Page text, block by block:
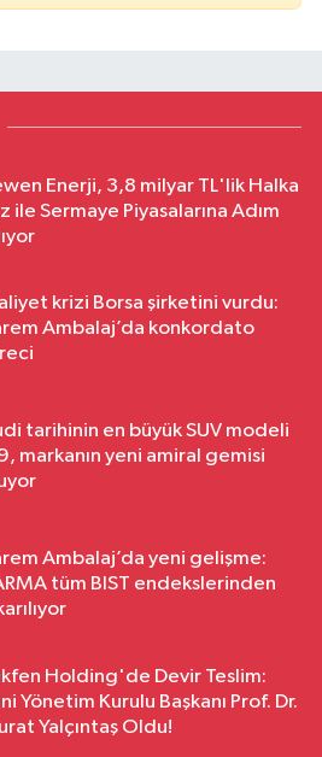
Enerji, 3,8 milyar TL'lik Halka
ile Sermaye Piyasalarına Adım
krizi Borsa şirketini vurdu:
Ambalaj’da konkordato
tarihinin en büyük SUV modeli
markanın yeni amiral gemisi
Ambalaj’da yeni gelişme:
tüm BIST endekslerinden
Holding'de Devir Teslim:
Yönetim Kurulu Başkanı Prof. Dr.
Yalçıntaş Oldu!